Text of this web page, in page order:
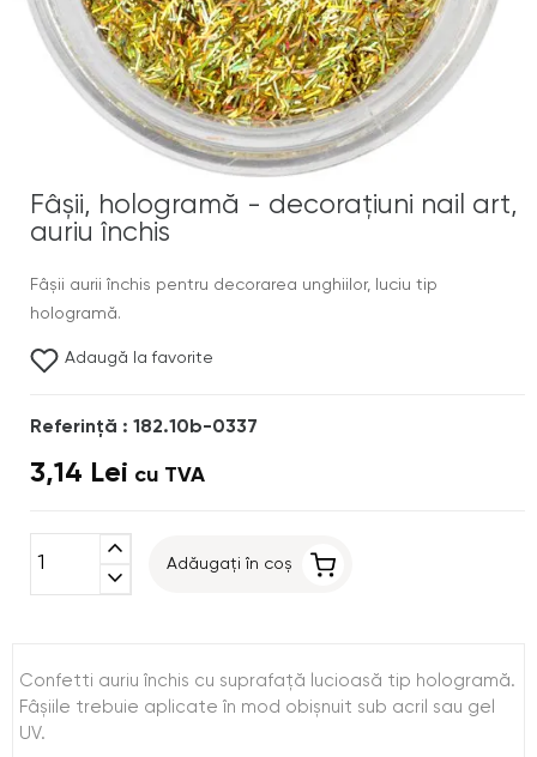
Fâşii, hologramă - decoraţiuni nail art,
auriu închis
Fâşii aurii închis pentru decorarea unghiilor, luciu tip
hologramă.
Adaugă la favorite
Referinţă : 182.10b-0337
3,14 Lei cu TVA
expand_less
expand_more
Adăugați în coș
Confetti auriu închis cu suprafaţă lucioasă tip hologramă.
Fâşiile trebuie aplicate în mod obişnuit sub acril sau gel
UV.